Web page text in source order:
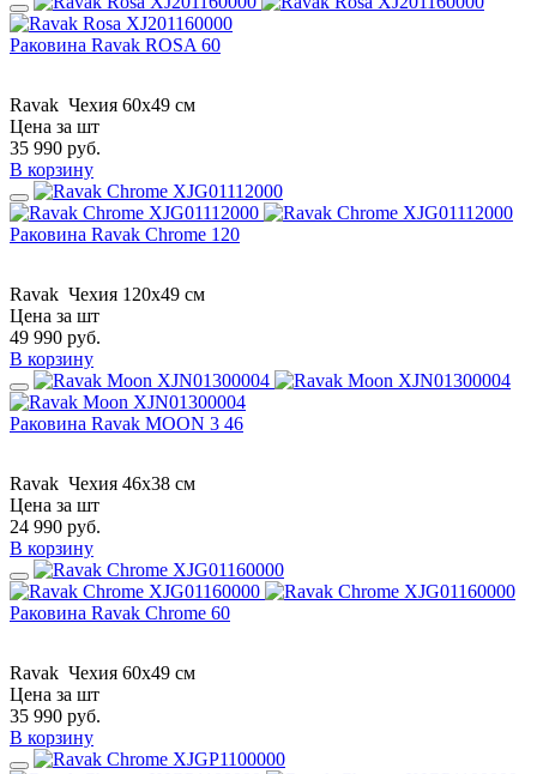
Раковина Ravak ROSA 60
Ravak Чехия 60x49 см
Цена за шт
35 990 руб.
В корзину
Раковина Ravak Chrome 120
Ravak Чехия 120x49 см
Цена за шт
49 990 руб.
В корзину
Раковина Ravak MOON 3 46
Ravak Чехия 46x38 см
Цена за шт
24 990 руб.
В корзину
Раковина Ravak Chrome 60
Ravak Чехия 60x49 см
Цена за шт
35 990 руб.
В корзину